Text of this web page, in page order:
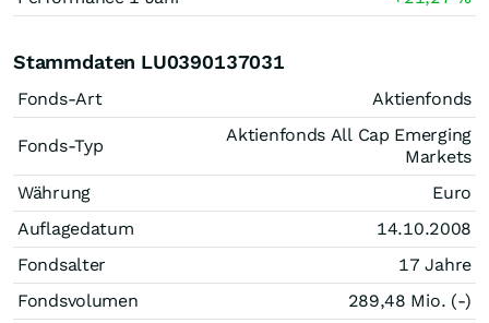
Stammdaten LU0390137031
Fonds-Art Aktienfonds
Fonds-Typ
Aktienfonds All Cap Emerging
Markets
Währung
Euro
Auflagedatum
14.10.2008
Fondsalter
17 Jahre
Fondsvolumen
289,48 Mio. (-)